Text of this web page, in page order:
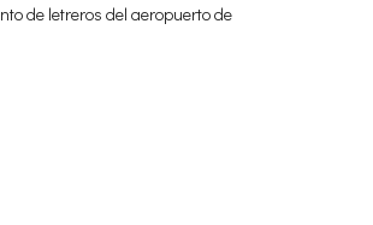
de letreros del aeropuerto de